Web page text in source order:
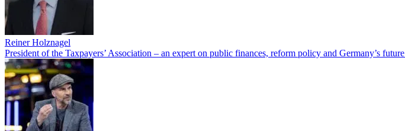
Reiner Holznagel
President of the Taxpayers’ Association – an expert on public finances, reform policy and Germany’s